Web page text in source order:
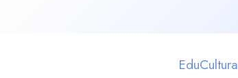
EduCultura